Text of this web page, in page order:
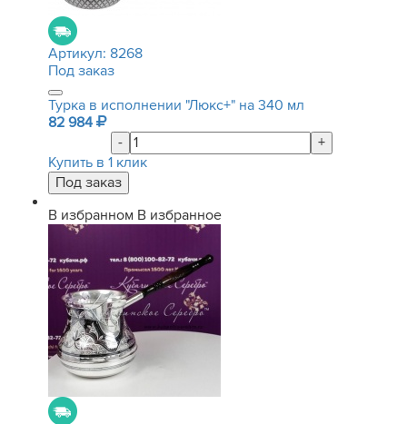
Артикул: 8268
Под заказ
Турка в исполнении "Люкс+" на 340 мл
82 984
-
+
Купить в 1 клик
В избранном В избранное